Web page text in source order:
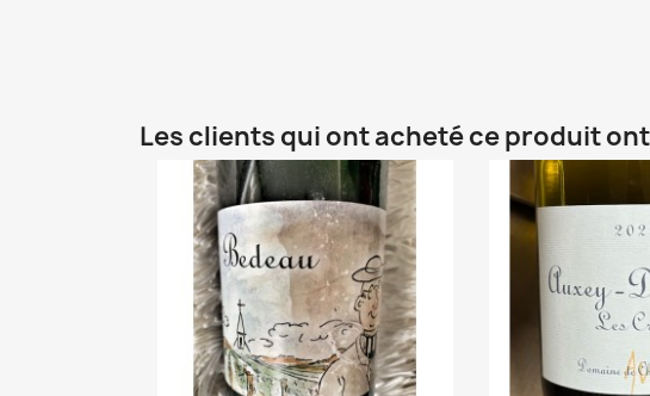
Les clients qui ont acheté ce produit